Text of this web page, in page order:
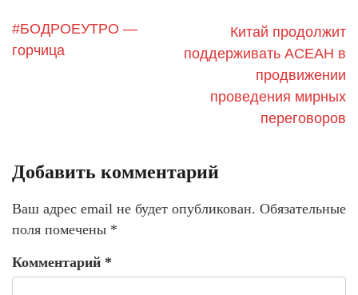
#БОДРОЕУТРО —
горчица
Китай продолжит
поддерживать АСЕАН в
продвижении
проведения мирных
переговоров
Добавить комментарий
Ваш адрес email не будет опубликован. Обязательные
поля помечены *
Комментарий *